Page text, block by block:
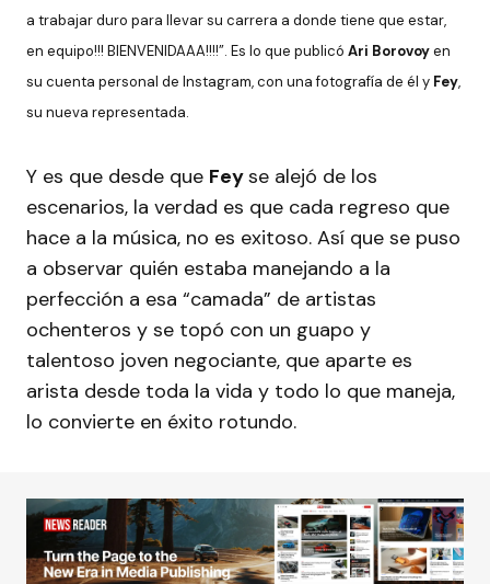
a trabajar duro para llevar su carrera a donde tiene que estar,
en equipo!!! BIENVENIDAAA!!!!”. Es lo que publicó Ari Borovoyen
su cuenta personal de Instagram, con una fotografía de él y Fey,
su nueva representada.
Y es que desde que Feyse alejó de los
escenarios, la verdad es que cada regreso que
hace a la música, no es exitoso. Así que se puso
a observar quién estaba manejando a la
perfección a esa “camada” de artistas
ochenteros y se topó con un guapo y
talentoso joven negociante, que aparte es
arista desde toda la vida y todo lo que maneja,
lo convierte en éxito rotundo.